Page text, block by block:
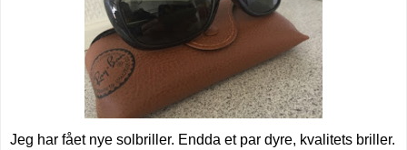
Jeg har fået nye solbriller. Endda et par dyre, kvalitets briller.